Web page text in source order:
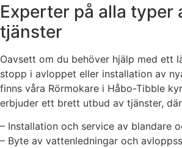
Experter på alla typer
tjänster
Oavsett om du behöver hjälp med ett
stopp i avloppet eller installation av
finns våra Rörmokare i Håbo-Tibble
erbjuder ett brett utbud av tjänster,
– Installation och service av blandare
– Byte av vattenledningar och